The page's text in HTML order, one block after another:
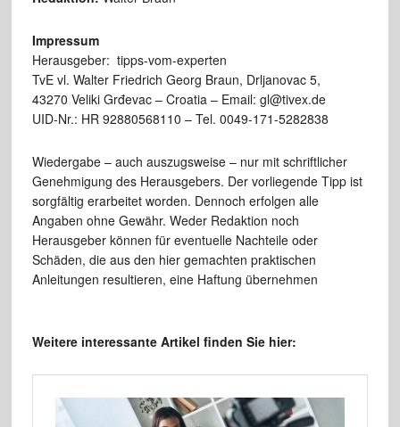
Impressum
Herausgeber: tipps-vom-experten
TvE vl. Walter Friedrich Georg Braun, Drljanovac 5,
43270 Veliki Grđevac – Croatia – Email: gl@tivex.de
UID-Nr.: HR 92880568110 – Tel. 0049-171-5282838
Wiedergabe – auch auszugsweise – nur mit schriftlicher
Genehmigung des Herausgebers. Der vorliegende Tipp ist
sorgfältig erarbeitet worden. Dennoch erfolgen alle
Angaben ohne Gewähr. Weder Redaktion noch
Herausgeber können für eventuelle Nachteile oder
Schäden, die aus den hier gemachten praktischen
Anleitungen resultieren, eine Haftung übernehmen
Weitere interessante Artikel finden Sie hier: